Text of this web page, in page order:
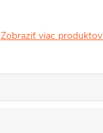
Zobraziť viac produktov